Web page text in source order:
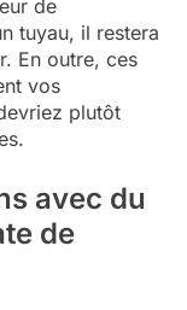
de
tuyau, il restera
En outre, ces
vos
plutôt
avec du
de